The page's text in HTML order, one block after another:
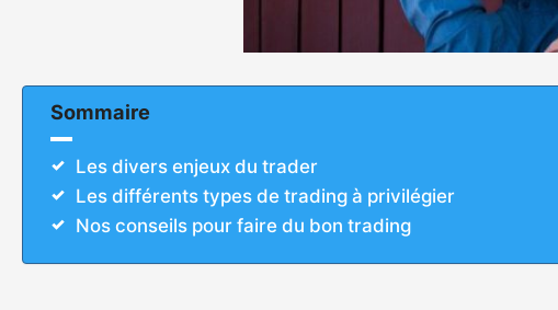
Sommaire
Les divers enjeux du trader
Les différents types de trading à privilégier
Nos conseils pour faire du bon trading